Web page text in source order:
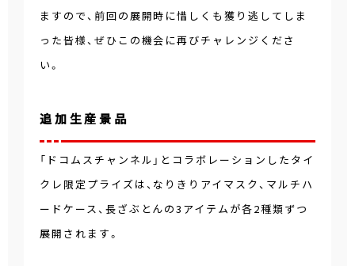
ますので、前回の展開時に惜しくも獲り逃してしま
った皆様、ぜひこの機会に再びチャレンジくださ
い。
追加生産景品
「ドコムスチャンネル」とコラボレーションしたタイ
クレ限定プライズは、なりきりアイマスク、マルチハ
ードケース、長ざぶとんの3アイテムが各2種類ずつ
展開されます。